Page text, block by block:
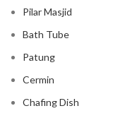
Pilar Masjid
Bath Tube
Patung
Cermin
Chafing Dish